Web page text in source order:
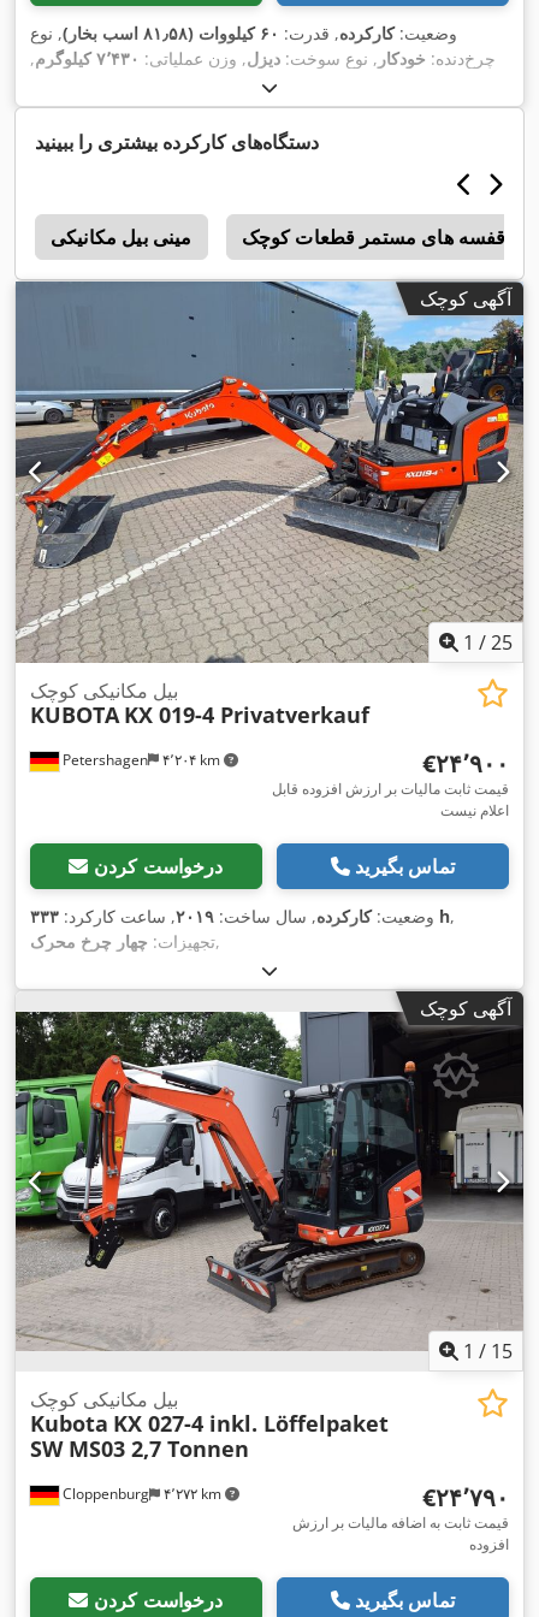
وضعیت:کارکرده, قدرت: ۶۰ کیلووات (۸۱٫۵۸ اسب بخار)
, نوع
چرخ‌دنده: خودکار , نوع سوخت: دیزل, وزن عملیاتی: ۷٬۴۳۰ کیلوگرم
,
۰۶/۲۰۰۵
دستگاه‌های کارکرده بیشتری را ببینید
مینی بیل مکانیکی قفسه های مستمر قطعات کوچک
آگهی کوچک
1 /25
Petershagen ۴٬۲۰۴ km
بیل مکانیکی کوچک
KUBOTA KX 019-4 Privatverkauf
‎€۲۴٬۹۰۰
قیمت ثابت مالیات بر ارزش افزوده قابل
اعلام نیست
درخواست کردن تماس بگیرید
وضعیت:کارکرده, سال ساخت: ۲۰۱۹, ساعت کارکرد: ۳۳۳ h,
تجهیزات: چهار چرخ محرک ,
آگهی کوچک
1 / 15
Cloppenburg ۴٬۲۷۲ km
بیل مکانیکی کوچک
Kubota KX 027-4 inkl. Löffelpaket
SW MS03 2,7 Tonnen
‎€۲۴٬۷۹۰
قیمت ثابت به اضافه مالیات بر ارزش
افزوده
درخواست کردن تماس بگیرید